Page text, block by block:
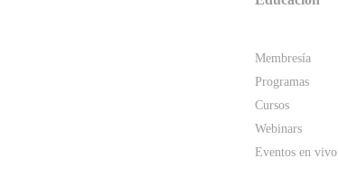
Membresía
Programas
Cursos
Webinars
Eventos en vivo